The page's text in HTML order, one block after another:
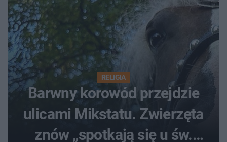
RELIGIA
Barwny korowód przejdzie
ulicami Mikstatu. Zwierzęta
znów „spotkają się u św.